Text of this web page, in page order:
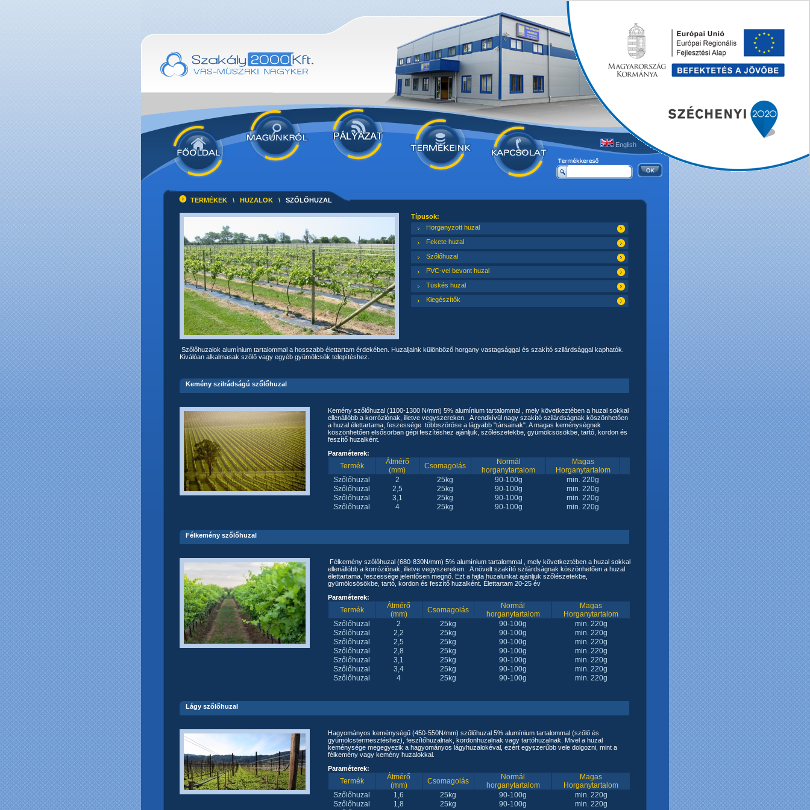
English
TERMÉKEK \ HUZALOK \ SZŐLŐHUZAL
Típusok:
Horganyzott huzal
Fekete huzal
Szőlőhuzal
PVC-vel bevont huzal
Tüskés huzal
Kiegészítők
Szőlőhuzalok alumínium tartalommal a hosszabb élettartam érdekében. Huzaljaink különböző horgany vastagsággal és szakító szilárdsággal kaphatók.
Kiválóan alkalmasak szőlő vagy egyéb gyümölcsök telepítéshez.
Kemény szilrádságú szőlőhuzal
Kemény szőlőhuzal (1100-1300 N/mm) 5% alumínium tartalommal , mely következtében a huzal sokkal
ellenállóbb a korróziónak, illetve vegyszereken. A rendkívül nagy szakító szilárdságnak köszönhetően
a huzal élettartama, feszessége többszöröse a lágyabb "társainak". A magas keménységnek
köszönhetően elsősorban gépi feszítéshez ajánljuk, szőlészetekbe, gyümölcsösökbe, tartó, kordon és
feszítő huzalként.
Paraméterek:
Termék
Átmérő
(mm)
Csomagolás
Normál
horganytartalom
Magas
Horganytartalom
Szőlőhuzal
2 25kg 90-100g
min. 220g
Szőlőhuzal
2,5 25kg 90-100g
min. 220g
Szőlőhuzal
3,1 25kg 90-100g
min. 220g
Szőlőhuzal
4 25kg 90-100g min. 220g
Félkemény szőlőhuzal
Félkemény szőlőhuzal (680-830N/mm) 5% alumínium tartalommal , mely következtében a huzal sokkal
ellenállóbb a korróziónak, illetve vegyszereken. A növelt szakító szilárdságnak köszönhetően a huzal
élettartama, feszessége jelentősen megnő. Ezt a fajta huzalunkat ajánljuk szőlészetekbe,
gyümölcsösökbe, tartó, kordon és feszítő huzalként. Élettartam 20-25 év
Paraméterek:
Termék
Átmérő
(mm)
Csomagolás
Normál
horganytartalom
Magas
Horganytartalom
Szőlőhuzal
2 25kg 90-100g
min. 220g
Szőlőhuzal
2,2 25kg 90-100g
min. 220g
Szőlőhuzal
2,5 25kg 90-100g
min. 220g
Szőlőhuzal
2,8 25kg 90-100g
min. 220g
Szőlőhuzal
3,1 25kg 90-100g
min. 220g
Szőlőhuzal
3,4 25kg 90-100g
min. 220g
Szőlőhuzal
4 25kg 90-100g min. 220g
Lágy szőlőhuzal
Hagyományos keménységű (450-550N/mm) szőlőhuzal 5% alumínium tartalommal (szőlő és
gyümölcstermesztéshez), feszítőhuzalnak, kordonhuzalnak vagy tartóhuzalnak. Mivel a huzal
keménysége megegyezik a hagyományos lágyhuzalokéval, ezért egyszerűbb vele dolgozni, mint a
félkemény vagy kemény huzalokkal.
Paraméterek:
Termék
Átmérő
(mm)
Csomagolás
Normál
horganytartalom
Magas
Horganytartalom
Szőlőhuzal
1,6 25kg 90-100g
min. 220g
Szőlőhuzal
1,8 25kg 90-100g
min. 220g